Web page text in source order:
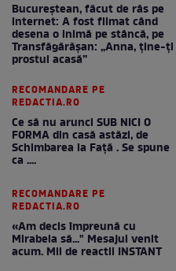
Bucureștean, făcut de râs pe
internet: A fost filmat când
desena o inimă pe stâncă, pe
Transfăgărășan: „Anna, ține-ți
prostul acasă”
RECOMANDARE PE
REDACTIA.RO
Ce să nu arunci SUB NICI O
FORMA din casă astăzi, de
Schimbarea la Față . Se spune
ca ....
RECOMANDARE PE
REDACTIA.RO
«Am decis împreună cu
Mirabela să..." Mesajul venit
acum. Mii de reactii INSTANT